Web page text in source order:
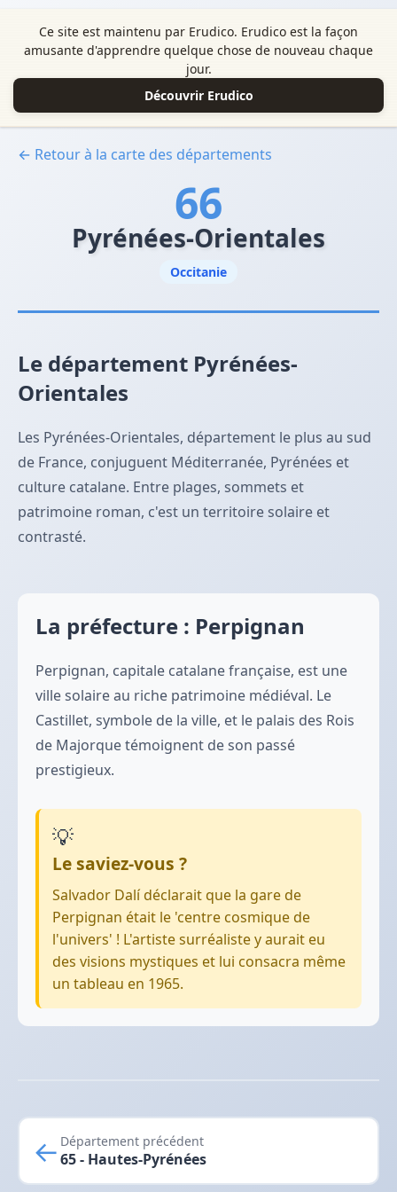
Ce site est maintenu par Erudico. Erudico est la façon
amusante d'apprendre quelque chose de nouveau chaque
jour.
Découvrir Erudico
← Retour à la carte des départements
66
Pyrénées-Orientales
Occitanie
Le département Pyrénées-
Orientales
Les Pyrénées-Orientales, département le plus au sud
de France, conjuguent Méditerranée, Pyrénées et
culture catalane. Entre plages, sommets et
patrimoine roman, c'est un territoire solaire et
contrasté.
La préfecture : Perpignan
Perpignan, capitale catalane française, est une
ville solaire au riche patrimoine médiéval. Le
Castillet, symbole de la ville, et le palais des Rois
de Majorque témoignent de son passé
prestigieux.
💡
Le saviez-vous ?
Salvador Dalí déclarait que la gare de
Perpignan était le 'centre cosmique de
l'univers' ! L'artiste surréaliste y aurait eu
des visions mystiques et lui consacra même
un tableau en 1965.
← Département précédent
65 - Hautes-Pyrénées